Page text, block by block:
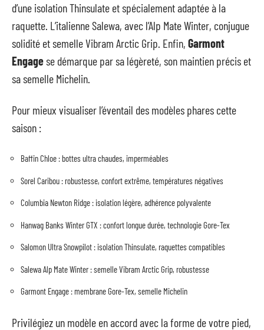
d’une isolation Thinsulate et spécialement adaptée à la
raquette. L’italienne Salewa, avec l’Alp Mate Winter, conjugue
solidité et semelle Vibram Arctic Grip. Enfin, Garmont
Engagese démarque par sa légèreté, son maintien précis et
sa semelle Michelin.
Pour mieux visualiser l’éventail des modèles phares cette
saison :
Baffin Chloe : bottes ultra chaudes, imperméables
Sorel Caribou : robustesse, confort extrême, températures négatives
Columbia Newton Ridge : isolation légère, adhérence polyvalente
Hanwag Banks Winter GTX : confort longue durée, technologie Gore-Tex
Salomon Ultra Snowpilot : isolation Thinsulate, raquettes compatibles
Salewa Alp Mate Winter : semelle Vibram Arctic Grip, robustesse
Garmont Engage : membrane Gore-Tex, semelle Michelin
Privilégiez un modèle en accord avec la forme de votre pied,